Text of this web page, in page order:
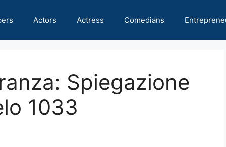
Actors Actress Comedians
Spiegazione
1033